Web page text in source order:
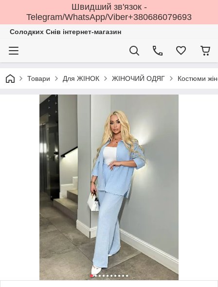
Швидший зв'язок -
Telegram/WhatsApp/Viber+380686079693
Солодких Снів інтернет-магазин
Товари Для ЖІНОК ЖІНОЧИЙ ОДЯГ Костюми